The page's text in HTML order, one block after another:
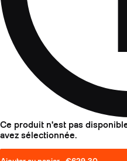
Ce produit n'est pas
avez sélectionnée.